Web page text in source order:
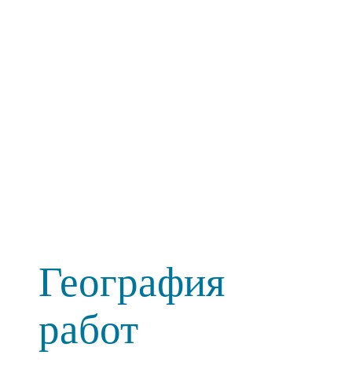
География
работ